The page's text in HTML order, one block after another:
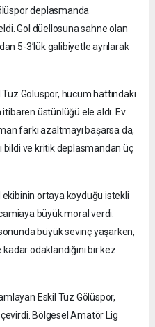
deplasmanda
Gol düellosuna sahne olan
5-3’lük galibiyetle ayrılarak
Gölüspor, hücum hattındaki
üstünlüğü ele aldı. Ev
farkı azaltmayı başarsa da,
bildi ve kritik deplasmandan üç
ortaya koyduğu istekli
büyük moral verdi.
büyük sevinç yaşarken,
odaklandığını bir kez
Eskil Tuz Gölüspor,
Bölgesel Amatör Lig